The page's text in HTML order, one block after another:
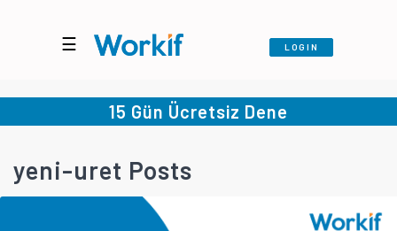
☰ LOGIN
15 Gün Ücretsiz Dene
yeni-uret Posts